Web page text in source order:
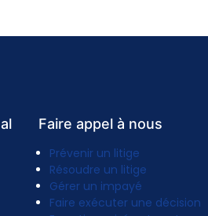
Faire appel à nous
Prévenir un litige
Résoudre un litige
Gérer un impayé
Faire exécuter une décision